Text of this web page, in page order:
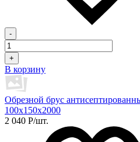
-
+
В корзину
Обрезной брус
100х150х2000
2 040 Р/шт.